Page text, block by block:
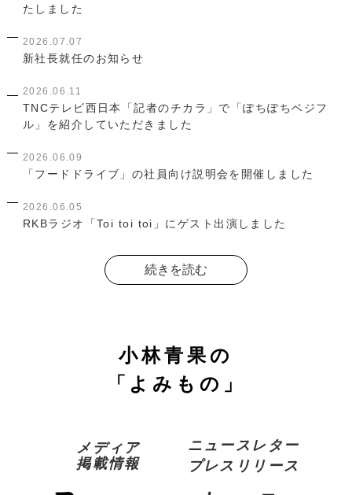
たしました
2026.07.07
新社長就任のお知らせ
2026.06.11
TNCテレビ西日本「記者のチカラ」で「ぽちぽちベジフ
ル」を紹介していただきました
2026.06.09
「フードドライブ」の社員向け説明会を開催しました
2026.06.05
RKBラジオ「Toi toi toi」にゲスト出演しました
続きを読む
小林青果の
「よみもの」
メディア
掲載情報
ニュースレター
プレスリリース